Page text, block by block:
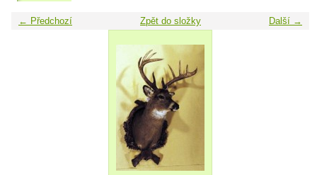
← Předchozí Další →
Zpět do složky